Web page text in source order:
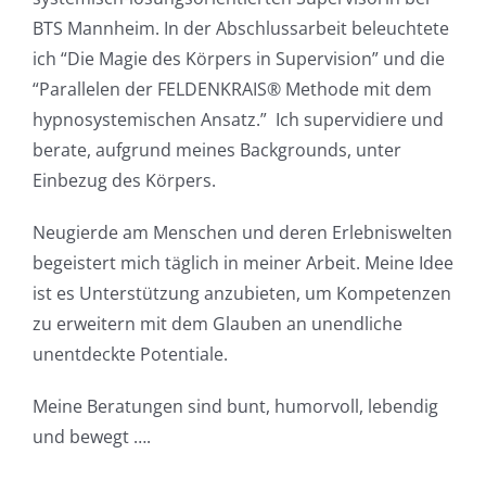
BTS Mannheim. In der Abschlussarbeit beleuchtete
ich “Die Magie des Körpers in Supervision” und die
“Parallelen der FELDENKRAIS® Methode mit dem
hypnosystemischen Ansatz.” Ich supervidiere und
berate, aufgrund meines Backgrounds, unter
Einbezug des Körpers.
Neugierde am Menschen und deren Erlebniswelten
begeistert mich täglich in meiner Arbeit. Meine Idee
ist es Unterstützung anzubieten, um Kompetenzen
zu erweitern mit dem Glauben an unendliche
unentdeckte Potentiale.
Meine Beratungen sind bunt, humorvoll, lebendig
und bewegt ….